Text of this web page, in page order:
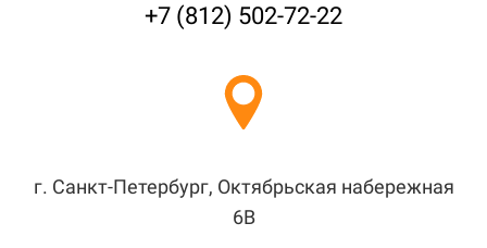
+7 (812) 502-72-22
г. Санкт-Петербург, Октябрьская набережная
6В